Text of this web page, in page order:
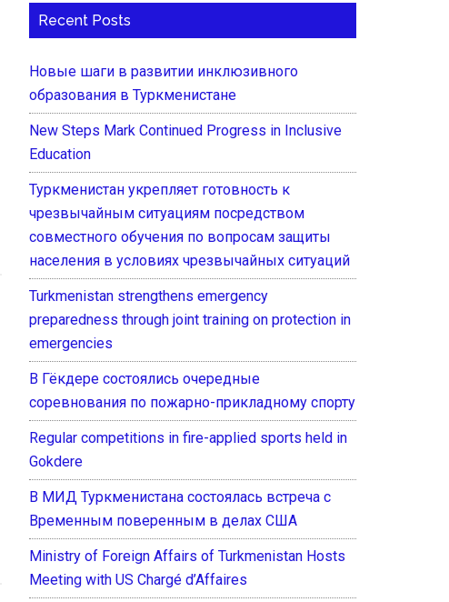
Recent Posts
Новые шаги в развитии инклюзивного
образования в Туркменистане
New Steps Mark Continued Progress in Inclusive
Education
Туркменистан укрепляет готовность к
чрезвычайным ситуациям посредством
совместного обучения по вопросам защиты
населения в условиях чрезвычайных ситуаций
Turkmenistan strengthens emergency
preparedness through joint training on protection in
emergencies
В Гёкдере состоялись очередные
соревнования по пожарно-прикладному спорту
Regular competitions in fire-applied sports held in
Gokdere
В МИД Туркменистана состоялась встреча с
Временным поверенным в делах США
Ministry of Foreign Affairs of Turkmenistan Hosts
Meeting with US Chargé d’Affaires